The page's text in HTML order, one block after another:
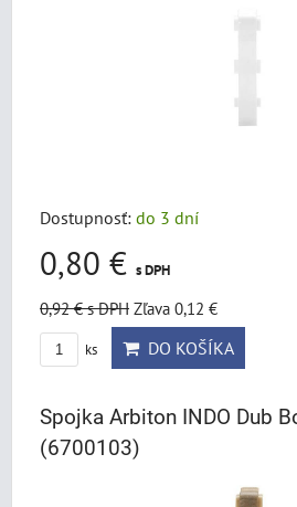
Dostupnosť: do 3 dní
0,80 € s DPH
0,92 €s DPH Zľava 0,12 €
ks DO KOŠÍKA
Spojka Arbiton INDO Dub
(6700103)